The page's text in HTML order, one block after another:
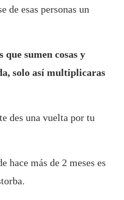
de esas personas un
que sumen cosas y
solo así multiplicaras
des una vuelta por tu
hace más de 2 meses es